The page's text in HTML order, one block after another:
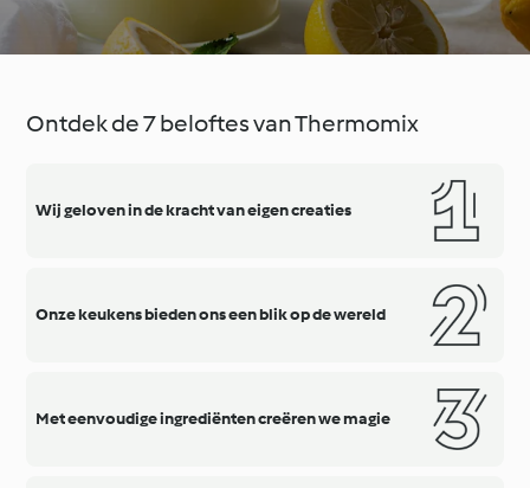
Ontdek de 7 beloftes van Thermomix
Wij geloven in de kracht van eigen creaties
Onze keukens bieden ons een blik op de wereld
Met eenvoudige ingrediënten creëren we magie